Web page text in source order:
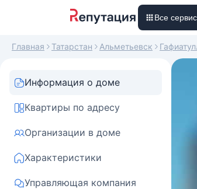
Все
Главная Татарстан Альметьевск
Информация о доме
Квартиры по адресу
Организации в доме
Характеристики
Управляющая компания